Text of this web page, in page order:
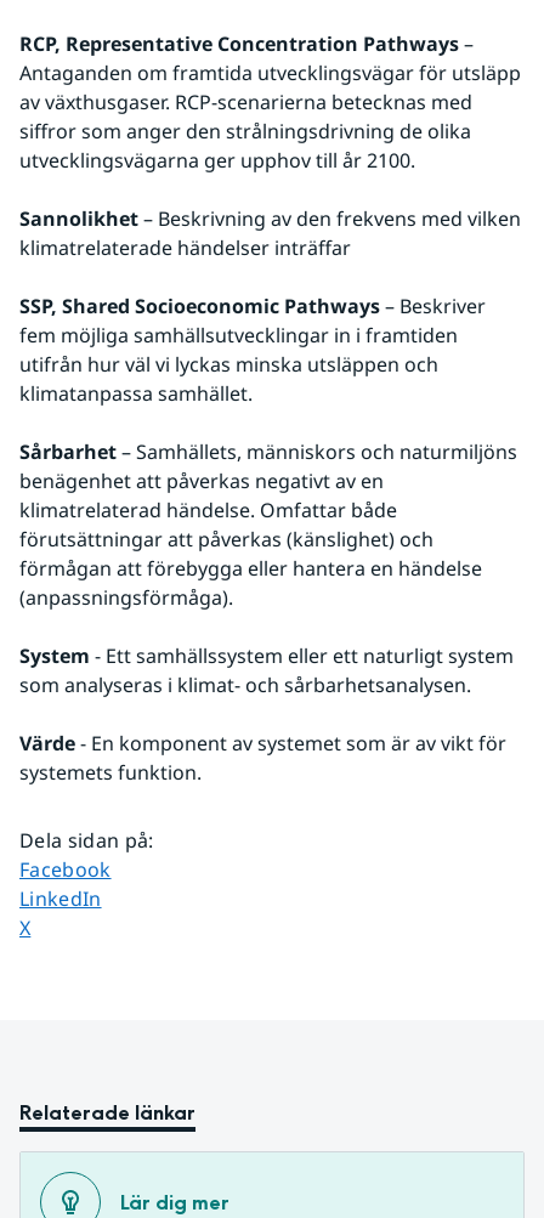
RCP, Representative Concentration Pathways –
Antaganden om framtida utvecklingsvägar för utsläpp
av växthusgaser. RCP-scenarierna betecknas med
siffror som anger den strålningsdrivning de olika
utvecklingsvägarna ger upphov till år 2100.
Sannolikhet – Beskrivning av den frekvens med vilken
klimatrelaterade händelser inträffar
SSP, Shared Socioeconomic Pathways – Beskriver
fem möjliga samhällsutvecklingar in i framtiden
utifrån hur väl vi lyckas minska utsläppen och
klimatanpassa samhället.
Sårbarhet – Samhällets, människors och naturmiljöns
benägenhet att påverkas negativt av en
klimatrelaterad händelse. Omfattar både
förutsättningar att påverkas (känslighet) och
förmågan att förebygga eller hantera en händelse
(anpassningsförmåga).
System - Ett samhällssystem eller ett naturligt system
som analyseras i klimat- och sårbarhetsanalysen.
Värde - En komponent av systemet som är av vikt för
systemets funktion.
Dela sidan på:
Dela sidan på
Facebook
Dela sidan på
LinkedIn
Dela sidan på
X
Relaterade länkar
Lär dig mer